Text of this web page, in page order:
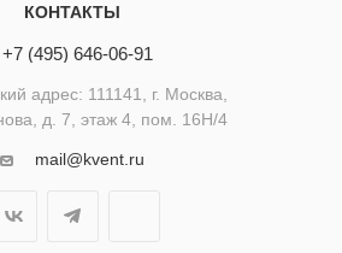
КОНТАКТЫ
+7 (495) 646-06-91
адрес: 111141, г. Москва,
д. 7, этаж 4, пом. 16Н/4
mail@kvent.ru